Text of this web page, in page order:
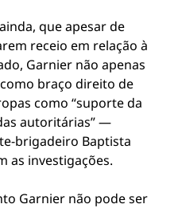
que apesar de
receio em relação à
Garnier não apenas
braço direito de
como “suporte da
autoritárias” —
brigadeiro Baptista
as investigações.
Garnier não pode ser